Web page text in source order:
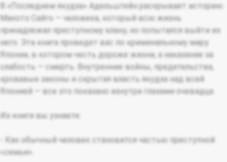
В «Последнем якудза» Адельштейн раскрывает историю
Макото Сайго — человека, который всю жизнь
принадлежал преступному клану, но попытался выйти из
него. Эта книга проведет вас по криминальному миру
Японии, в котором честь дороже жизни, а наказание за
слабость — смерть. Внутренние войны, предательства,
кровавые законы и скрытая власть якудза над всей
Японией — все это показано изнутри глазами очевидца.
Из книги вы узнаете:
- Как обычный человек становится частью преступной
«семьи».